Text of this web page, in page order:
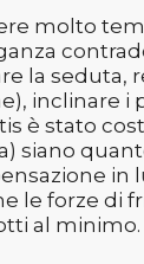
molto
la seduta,
inclinare i
è stato
siano
in
le forze di
al minimo.